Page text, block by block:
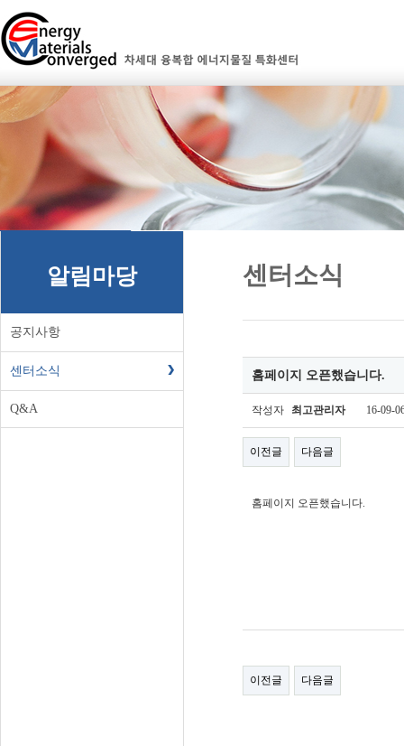
알림마당
공지사항
센터소식
Q&A
센터소식
홈페이지 오픈했습니다.
작성자 최고관리자 16-09-
이전글 다음글
홈페이지 오픈했습니다.
이전글 다음글